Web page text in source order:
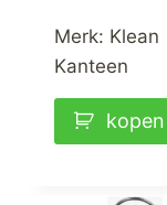
Merk: Klean
Kanteen
kopen